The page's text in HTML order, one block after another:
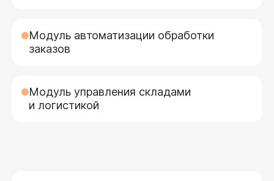
Модуль автоматизации обработки
заказов
Модуль управления складами
и логистикой